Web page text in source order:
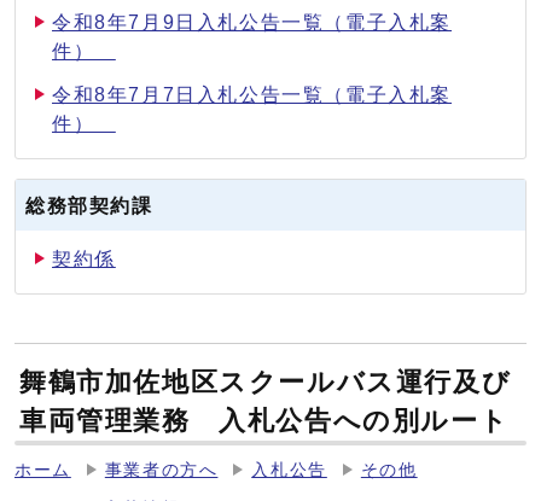
令和8年7月9日入札公告一覧（電子入札案
件）
令和8年7月7日入札公告一覧（電子入札案
件）
総務部契約課
契約係
舞鶴市加佐地区スクールバス運行及び
車両管理業務 入札公告への別ルート
ホーム 事業者の方へ 入札公告 その他